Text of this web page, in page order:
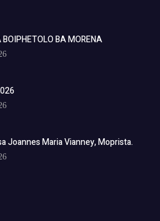
BA MORENA
Joannes Maria Vianney, Moprista.